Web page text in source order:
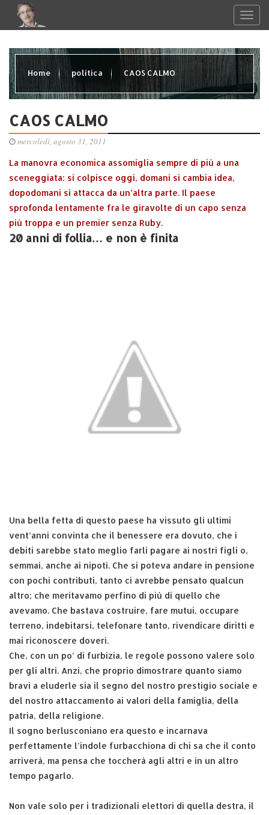
Home politica CAOS CALMO
CAOS CALMO
mercoledì, agosto 31, 2011
La manovra economica assomiglia sempre di più a una
sceneggiata: si colpisce oggi, domani si cambia idea,
dopodomani si attacca da un’altra parte. Il paese
sprofonda lentamente fra le giravolte di un capo senza
più troppa e un premier senza Ruby.
20 anni di follia… e non è finita
Una bella fetta di questo paese ha vissuto gli ultimi
vent’anni convinta che il benessere era dovuto, che i
debiti sarebbe stato meglio farli pagare ai nostri figli o,
semmai, anche ai nipoti. Che si poteva andare in pensione
con pochi contributi, tanto ci avrebbe pensato qualcun
altro; che meritavamo perfino di più di quello che
avevamo. Che bastava costruire, fare mutui, occupare
terreno, indebitarsi, telefonare tanto, rivendicare diritti e
mai riconoscere doveri.
Che, con un po’ di furbizia, le regole possono valere solo
per gli altri. Anzi, che proprio dimostrare quanto siamo
bravi a eluderle sia il segno del nostro prestigio sociale e
del nostro attaccamento ai valori della famiglia, della
patria, della religione.
Il sogno berlusconiano era questo e incarnava
perfettamente l’indole furbacchiona di chi sa che il conto
arriverà, ma pensa che toccherà agli altri e in un altro
tempo pagarlo.
Non vale solo per i tradizionali elettori di quella destra, il